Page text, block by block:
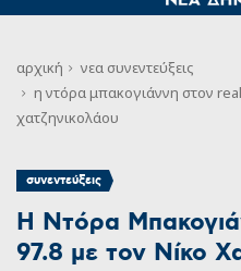
αρχική νεα συνεντεύξεις
η ντόρα μπακογιάννη στον
χατζηνικολάου
συνεντεύξεις
Η Ντόρα
97.8 με τον Νίκο